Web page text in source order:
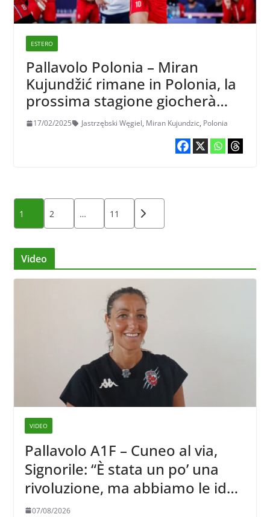
ESTERO
Pallavolo Polonia – Miran
Kujundžić rimane in Polonia, la
prossima stagione giocherà
nello Jastrzębski Wegiel
17/02/2025 Jastrzębski Węgiel, Miran Kujundzic, Polonia
Paginazione
degli
articoli
1 2 … 11
Video
VIDEO
Pallavolo A1F – Cuneo al via,
Signorile: “È stata un po’ una
rivoluzione, ma abbiamo le idee
chiare siu cosa vogliamo fare”
07/08/2026